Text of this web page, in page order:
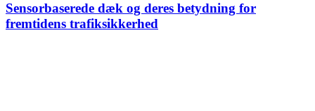
Sensorbaserede dæk og deres betydning for
fremtidens trafiksikkerhed